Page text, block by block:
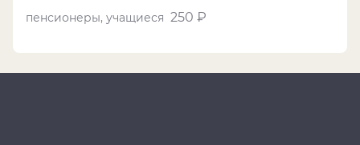
пенсионеры, учащиеся 250 ₽